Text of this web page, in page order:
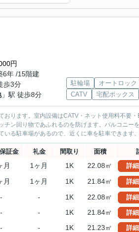
円
6年 /15階建
歩3分
」駅 徒歩8分
駐輪場 オートロック
CATV
宅配ボックス
ります。室内設備はCATV・ネット使用料不要
ン回り物であふれるのを防げます。バルコニー
る駐車場があるので、近くに車を駐車できます
証金 礼金 間取り 面積
月 1ヶ月 1K 22.08㎡ 詳
月 1ヶ月 1K 21.84㎡ 詳
- - 1K 22.08㎡ 詳
- - 1K 21.84㎡ 詳
- - 1K 21.23㎡ 詳